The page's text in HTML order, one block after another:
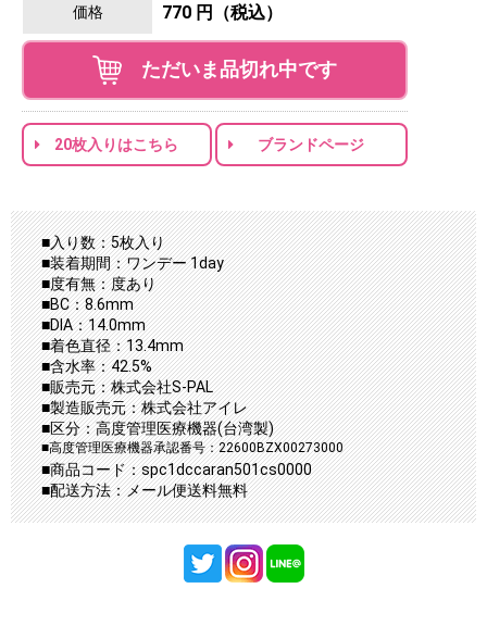
価格 770 円（税込）
ただいま品切れ中です
20枚入りはこちら ブランドページ
■入り数：5枚入り
■装着期間：ワンデー 1day
■度有無：度あり
■BC：8.6mm
■DIA：14.0mm
■着色直径：13.4mm
■含水率：42.5%
■販売元：株式会社S-PAL
■製造販売元：株式会社アイレ
■区分：高度管理医療機器(台湾製)
■高度管理医療機器承認番号：22600BZX00273000
■商品コード：spc1dccaran501cs0000
■配送方法：メール便送料無料